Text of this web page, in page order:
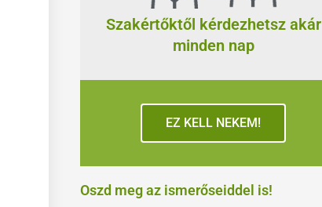
Szakértőktől kérdezhetsz akár
minden nap
EZ KELL NEKEM!
Oszd meg az ismerőseiddel is!